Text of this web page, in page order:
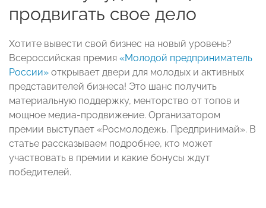
продвигать свое дело
Хотите вывести свой бизнес на новый уровень?
Всероссийская премия «Молодой предприниматель
России» открывает двери для молодых и активных
представителей бизнеса! Это шанс получить
материальную поддержку, менторство от топов и
мощное медиа-продвижение. Организатором
премии выступает «Росмолодежь. Предпринимай». В
статье рассказываем подробнее, кто может
участвовать в премии и какие бонусы ждут
победителей.